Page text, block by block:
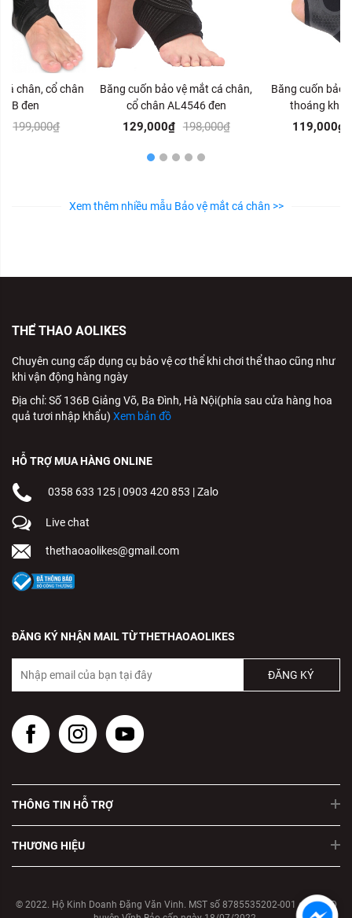
chân, cổ chân
đen
199,000₫
Băng cuốn bảo vệ mắt cá chân,
cổ chân AL4546 đen
129,000₫ 198,000₫
Băng cuốn bảo
thoáng khí
119,000₫
Xem thêm nhiều mẫu Bảo vệ mắt cá chân >>
THỂ THAO AOLIKES
Chuyên cung cấp dụng cụ bảo vệ cơ thể khi chơi thể thao cũng như
khi vận động hàng ngày
Địa chỉ: Số 136B Giảng Võ, Ba Đình, Hà Nội(phía sau cửa hàng hoa
quả tươi nhập khẩu) Xem bản đồ
HỖ TRỢ MUA HÀNG ONLINE
0358 633 125 |0903 420 853 |Zalo
Live chat
thethaoaolikes@gmail.com
ĐĂNG KÝ NHẬN MAIL TỪ THETHAOAOLIKES
ĐĂNG KÝ
THÔNG TIN HỖ TRỢ
THƯƠNG HIỆU
© 2022. Hộ Kinh Doanh Đặng Văn Vinh. MST số 8785535202-001 do UBND